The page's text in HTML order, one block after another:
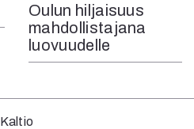
Oulun hiljaisuus
mahdollistajana
luovuudelle
Kaltio